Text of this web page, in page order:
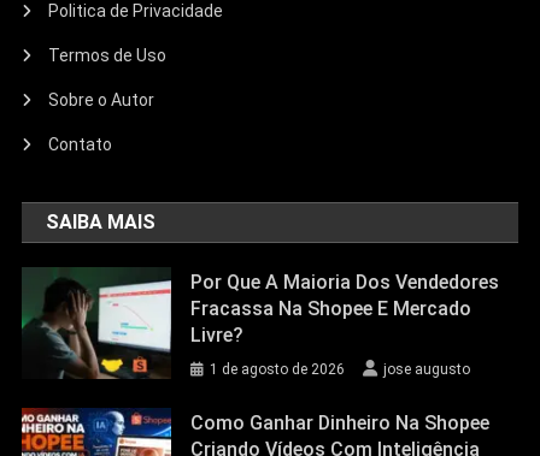
Politica de Privacidade
Termos de Uso
Sobre o Autor
Contato
SAIBA MAIS
Por Que A Maioria Dos Vendedores
Fracassa Na Shopee E Mercado
Livre?
1 de agosto de 2026 jose augusto
Como Ganhar Dinheiro Na Shopee
Criando Vídeos Com Inteligência